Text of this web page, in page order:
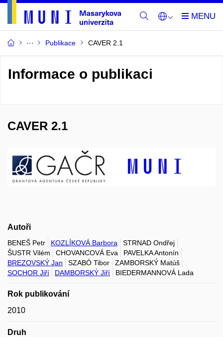
Publikace CAVER 2.1
Informace o publikaci
CAVER 2.1
Autoři
BENEŠ Petr KOZLÍKOVÁ Barbora
STRNAD Ondřej
ŠUSTR Vilém
CHOVANCOVÁ Eva
PAVELKA Antonín
BREZOVSKÝ Jan
SZABÓ Tibor
ZAMBORSKÝ Matúš
SOCHOR Jiří
DAMBORSKÝ Jiří BIEDERMANNOVÁ Lada
Rok publikování
2010
Druh